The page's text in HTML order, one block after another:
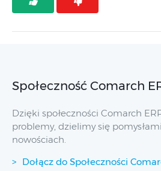
Społeczność Comarch
Dzięki społeczności Comarch
problemy, dzielimy się
nowościach.
Dołącz do Społeczności